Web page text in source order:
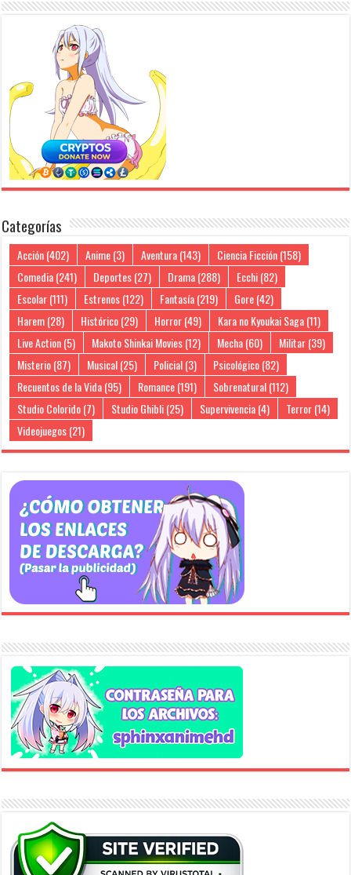
Categorías
Acción(402) Anime(3) Aventura(143) Ciencia Ficción(158)
Comedia(241) Deportes(27) Drama(288) Ecchi(82)
Escolar(111) Estrenos(122) Fantasía(219) Gore(42)
Harem(28) Histórico(29) Horror(49) Kara no Kyoukai Saga(11)
Live Action(5) Makoto Shinkai Movies(12) Mecha(60) Militar(39)
Misterio(87) Musical(25) Policial(3) Psicológico(82)
Recuentos de la Vida(95) Romance(191) Sobrenatural(112)
Studio Colorido(7) Studio Ghibli(25) Supervivencia(4) Terror(14)
Videojuegos(21)